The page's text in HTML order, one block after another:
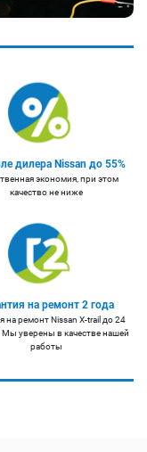
дилера Nissan до 55%
экономия, при этом
качество не ниже
на ремонт 2 года
на ремонт Nissan X-trail до 24
Мы уверены в качестве нашей
работы